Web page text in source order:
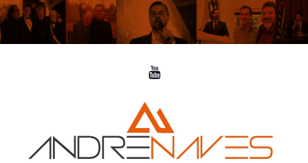
Skip to content